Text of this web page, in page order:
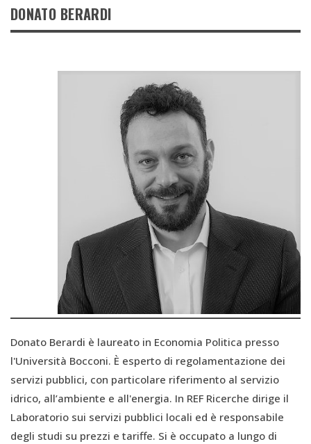
DONATO BERARDI
Donato Berardi è laureato in Economia Politica presso
l'Università Bocconi. È esperto di regolamentazione dei
servizi pubblici, con particolare riferimento al servizio
idrico, all’ambiente e all'energia. In REF Ricerche dirige il
Laboratorio sui servizi pubblici locali ed è responsabile
degli studi su prezzi e tariffe. Si è occupato a lungo di